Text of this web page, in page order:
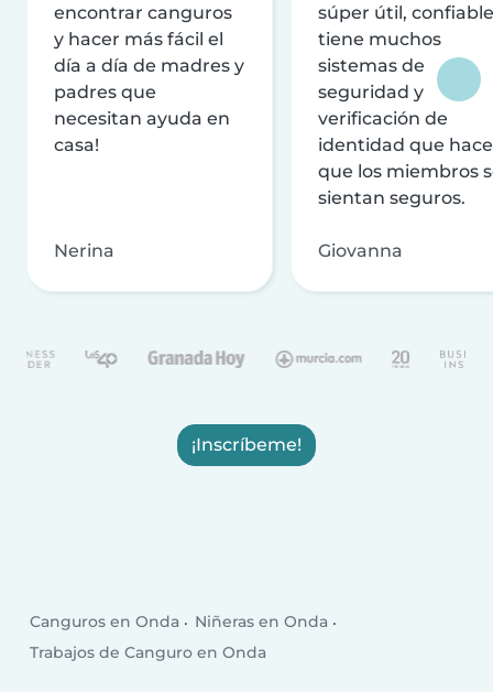
encontrar canguros
y hacer más fácil el
día a día de madres y
padres que
necesitan ayuda en
casa!
Nerina
súper útil,
tiene muchos
sistemas de
seguridad y
verificación de
identidad que
que los miembros
sientan seguros.
Giovanna
¡Inscríbeme!
Canguros en Onda
Niñeras en Onda
Trabajos de Canguro en Onda